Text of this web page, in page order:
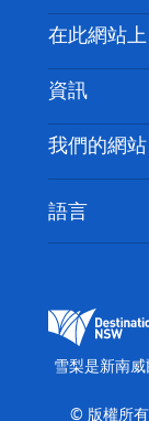
喳
聯絡我們
免責聲明
隱私
Cookie 通知
在此網站上
目的地
要做的事情
新南威爾士
活動
住宿
資訊
旅行資訊
無障礙雪梨
列出您的業務
我們的網站
新南威爾士
心
繽紛雪梨燈
語言
雪梨是新南
© 版權所有